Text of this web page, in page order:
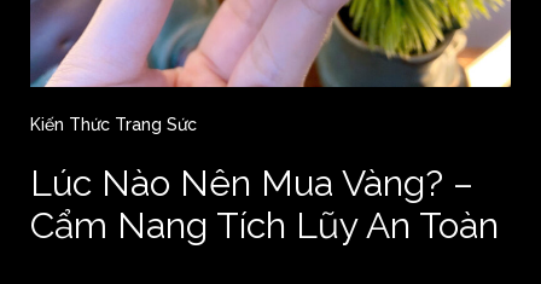
Kiến Thức Trang Sức
Lúc Nào Nên Mua Vàng? –
Cẩm Nang Tích Lũy An Toàn